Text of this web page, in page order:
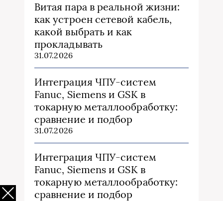
Витая пара в реальной жизни:
как устроен сетевой кабель,
какой выбрать и как
прокладывать
31.07.2026
Интеграция ЧПУ-систем
Fanuc, Siemens и GSK в
токарную металлообработку:
сравнение и подбор
31.07.2026
Интеграция ЧПУ-систем
Fanuc, Siemens и GSK в
токарную металлообработку:
сравнение и подбор